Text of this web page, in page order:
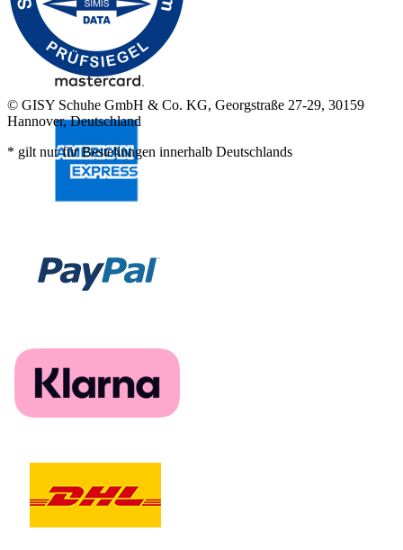
© GISY Schuhe GmbH & Co. KG, Georgstraße 27-29, 30159
Hannover, Deutschland
* gilt nur für Bestellungen innerhalb Deutschlands